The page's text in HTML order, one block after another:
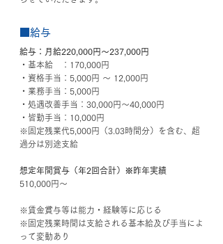
■給与
給与：月給220,000円〜237,000円
・基本給　：170,000円
・資格手当：5,000円 〜 12,000円
・業務手当：5,000円
・処遇改善手当：30,000円～40,000円
・皆勤手当：10,000円
※固定残業代5,000円（3.03時間分）を含む、超
過分は別途支給
想定年間賞与（年2回合計）※昨年実績
510,000円～
※賃金賞与等は能力・経験等に応じる
※固定残業時間は支給される基本給及び手当によ
って変動あり